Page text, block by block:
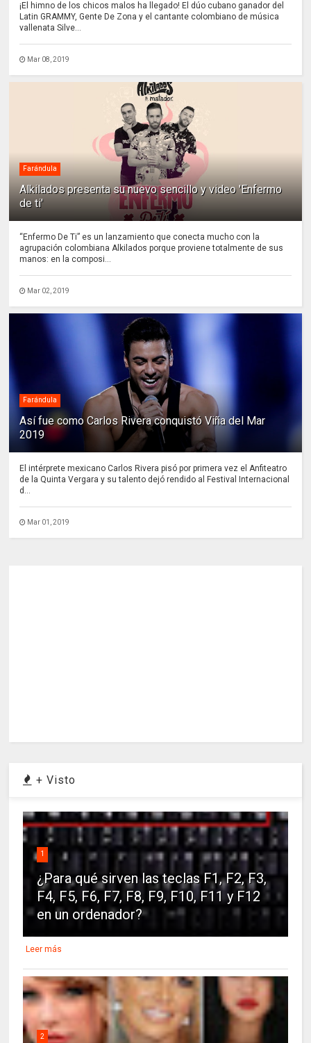
¡El himno de los chicos malos ha llegado! El dúo cubano ganador del
Latin GRAMMY, Gente De Zona y el cantante colombiano de música
vallenata Silve...
Mar 08, 2019
Farándula
Alkilados presenta su nuevo sencillo y video 'Enfermo
de ti'
“Enfermo De Ti” es un lanzamiento que conecta mucho con la
agrupación colombiana Alkilados porque proviene totalmente de sus
manos: en la composi...
Mar 02, 2019
Farándula
Así fue como Carlos Rivera conquistó Viña del Mar
2019
El intérprete mexicano Carlos Rivera pisó por primera vez el Anfiteatro
de la Quinta Vergara y su talento dejó rendido al Festival Internacional
d...
Mar 01, 2019
+ Visto
1
¿Para qué sirven las teclas F1, F2, F3,
F4, F5, F6, F7, F8, F9, F10, F11 y F12
en un ordenador?
Leer más
2